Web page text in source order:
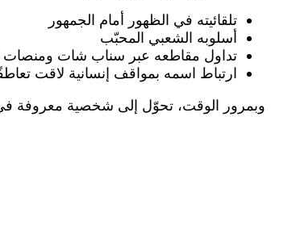
تلقائيته في الظهور أمام الجمهور
أسلوبه الشعبي المحبّب
تداول مقاطعه عبر سناب شات
ارتباط اسمه بمواقف إنسانية لاقت
وبمرور الوقت، تحوّل إلى شخصية معروفة